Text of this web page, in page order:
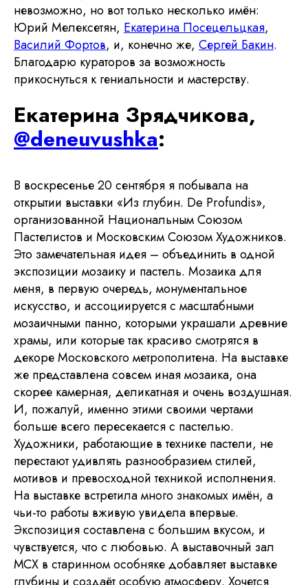
невозможно, но вот только несколько имён:
Юрий Мелексетян, Екатерина Посецельцкая,
Василий Фортов, и, конечно же, Сергей Бакин.
Благодарю кураторов за возможность
прикоснуться к гениальности и мастерству.
Екатерина Зрядчикова,
@deneuvushka:
В воскресенье 20 сентября я побывала на
открытии выставки «Из глубин. De Profundis»,
организованной Национальным Союзом
Пастелистов и Московским Союзом Художников.
Это замечательная идея – объединить в одной
экспозиции мозаику и пастель. Мозаика для
меня, в первую очередь, монументальное
искусство, и ассоциируется с масштабными
мозаичными панно, которыми украшали древние
храмы, или которые так красиво смотрятся в
декоре Московского метрополитена. На выставке
же представлена совсем иная мозаика, она
скорее камерная, деликатная и очень воздушная.
И, пожалуй, именно этими своими чертами
больше всего пересекается с пастелью.
Художники, работающие в технике пастели, не
перестают удивлять разнообразием стилей,
мотивов и превосходной техникой исполнения.
На выставке встретила много знакомых имён, а
чьи-то работы вживую увидела впервые.
Экспозиция составлена с большим вкусом, и
чувствуется, что с любовью. А выставочный зал
МСХ в старинном особняке добавляет выставке